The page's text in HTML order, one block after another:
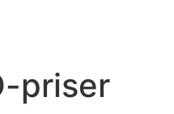
priser